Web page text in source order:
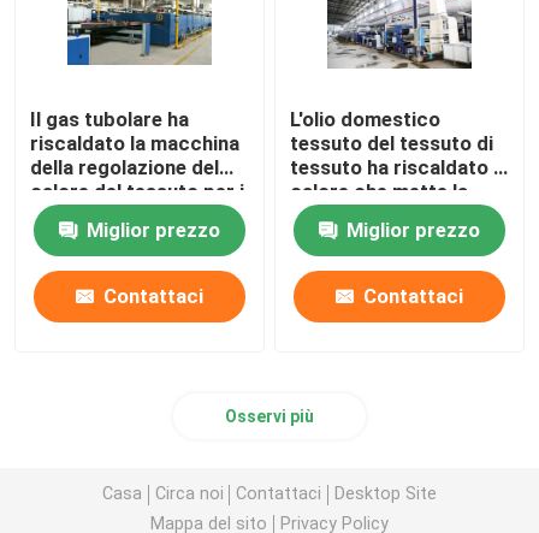
Il gas tubolare ha
riscaldato la macchina
della regolazione del
calore del tessuto per i
tessuti
dell'asciugamano
2200mm
Miglior prezzo
Contattaci
L'olio domestico
tessuto del tessuto di
tessuto ha riscaldato il
calore che mette la
macchina di finitura di
StenterMiglior prezzo
Contattaci
Osservi più
Casa Circa noi Contattaci
Desktop Site
Mappa del sito
Privacy Policy